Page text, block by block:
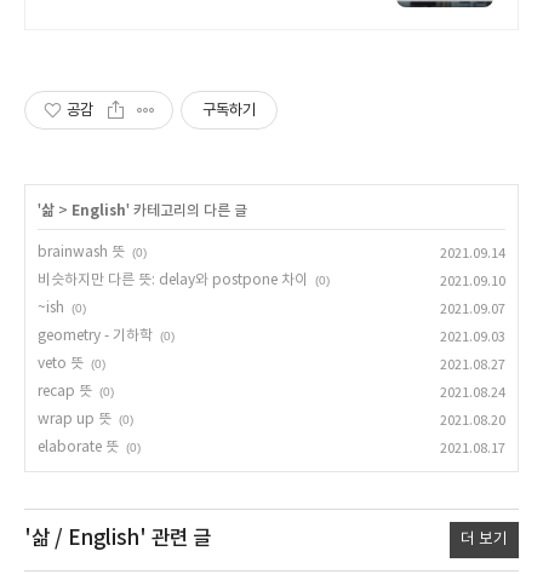
공감 구독하기
'삶 > English' 카테고리의 다른 글
brainwash 뜻 (0)
2021.09.14
비슷하지만 다른 뜻: delay와 postpone 차이
(0)
2021.09.10
~ish
(0)
2021.09.07
geometry - 기하학 (0)
2021.09.03
veto 뜻 (0)
2021.08.27
recap 뜻 (0)
2021.08.24
wrap up 뜻 (0)
2021.08.20
elaborate 뜻 (0) 2021.08.17
'삶 / English' 관련 글 더 보기